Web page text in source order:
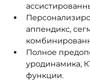
аппендикс,
Полное
уродинамика,
функции.